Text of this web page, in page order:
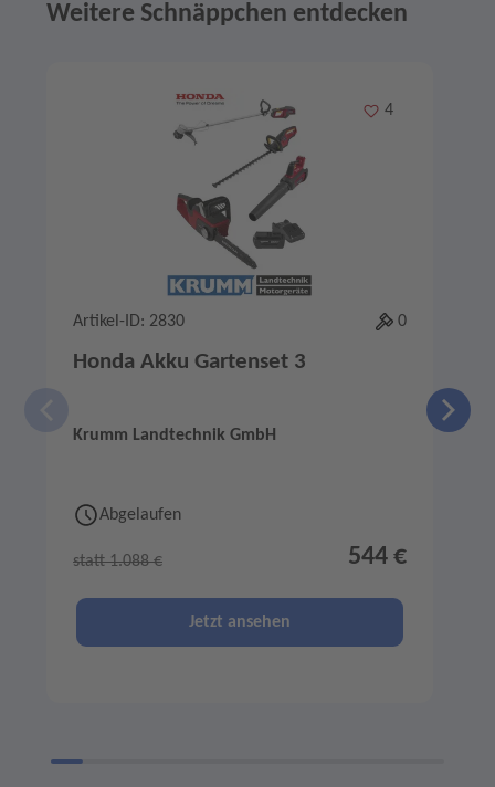
Weitere Schnäppchen entdecken
Merken
4
Artikel-ID: 2830 0
Honda Akku Gartenset 3
Krumm Landtechnik GmbH
Abgelaufen
statt 1.088 € 544 €
Jetzt ansehen